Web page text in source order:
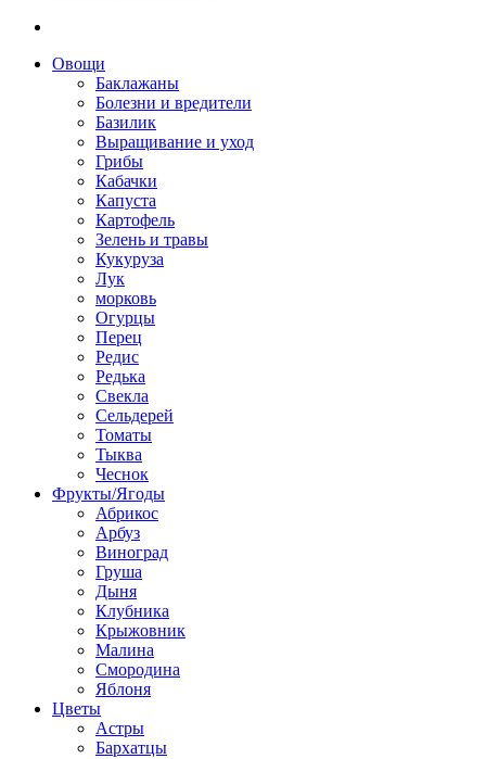
Овощи
Баклажаны
Болезни и вредители
Базилик
Выращивание и уход
Грибы
Кабачки
Капуста
Картофель
Зелень и травы
Кукуруза
Лук
морковь
Огурцы
Перец
Редис
Редька
Свекла
Сельдерей
Томаты
Тыква
Чеснок
Фрукты/Ягоды
Абрикос
Арбуз
Виноград
Груша
Дыня
Клубника
Крыжовник
Малина
Смородина
Яблоня
Цветы
Астры
Бархатцы